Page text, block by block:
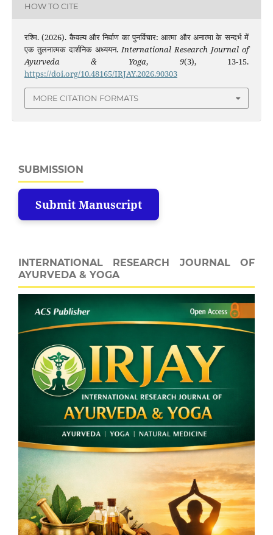
HOW TO CITE
रश्मि. (2026). कैवल्य और निर्वाण का पुनर्विचार: आत्मा और अनात्मा के सन्दर्भ में
एक तुलनात्मक दार्शनिक अध्ययन.International Research Journal of
Ayurveda & Yoga, 9(3), 13-15.
https://doi.org/10.48165/IRJAY.2026.90303
MORE CITATION FORMATS
SUBMISSION
Submit Manuscript
INTERNATIONAL RESEARCH JOURNAL OF
AYURVEDA & YOGA